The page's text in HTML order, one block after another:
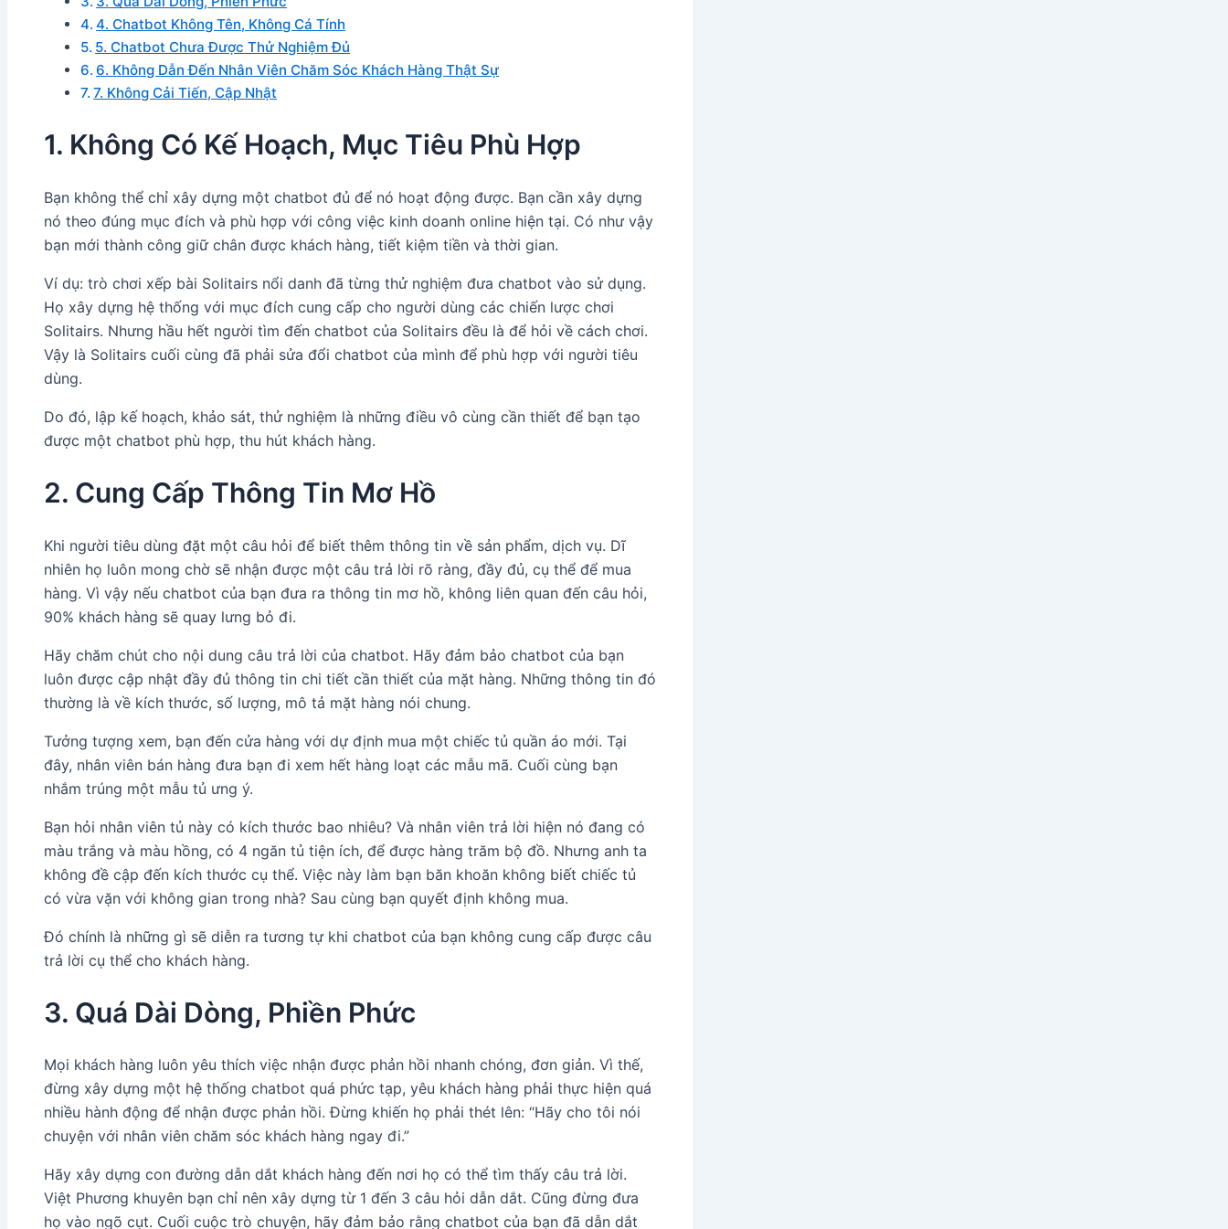
4. Chatbot Không Tên, Không Cá Tính
5. Chatbot Chưa Được Thử Nghiệm Đủ
6. Không Dẫn Đến Nhân Viên Chăm Sóc Khách Hàng Thật Sự
7. Không Cải Tiến, Cập Nhật
1. Không Có Kế Hoạch, Mục Tiêu Phù Hợp
Bạn không thể chỉ xây dựng một chatbot đủ để nó hoạt động được. Bạn cần xây dựng
nó theo đúng mục đích và phù hợp với công việc kinh doanh online hiện tại. Có như vậy
bạn mới thành công giữ chân được khách hàng, tiết kiệm tiền và thời gian.
Ví dụ: trò chơi xếp bài Solitairs nổi danh đã từng thử nghiệm đưa chatbot vào sử dụng.
Họ xây dựng hệ thống với mục đích cung cấp cho người dùng các chiến lược chơi
Solitairs. Nhưng hầu hết người tìm đến chatbot của Solitairs đều là để hỏi về cách chơi.
Vậy là Solitairs cuối cùng đã phải sửa đổi chatbot của mình để phù hợp với người tiêu
dùng.
Do đó, lập kế hoạch, khảo sát, thử nghiệm là những điều vô cùng cần thiết để bạn tạo
được một chatbot phù hợp, thu hút khách hàng.
2. Cung Cấp Thông Tin Mơ Hồ
Khi người tiêu dùng đặt một câu hỏi để biết thêm thông tin về sản phẩm, dịch vụ. Dĩ
nhiên họ luôn mong chờ sẽ nhận được một câu trả lời rõ ràng, đầy đủ, cụ thể để mua
hàng. Vì vậy nếu chatbot của bạn đưa ra thông tin mơ hồ, không liên quan đến câu hỏi,
90% khách hàng sẽ quay lưng bỏ đi.
Hãy chăm chút cho nội dung câu trả lời của chatbot. Hãy đảm bảo chatbot của bạn
luôn được cập nhật đầy đủ thông tin chi tiết cần thiết của mặt hàng. Những thông tin đó
thường là về kích thước, số lượng, mô tả mặt hàng nói chung.
Tưởng tượng xem, bạn đến cửa hàng với dự định mua một chiếc tủ quần áo mới. Tại
đây, nhân viên bán hàng đưa bạn đi xem hết hàng loạt các mẫu mã. Cuối cùng bạn
nhắm trúng một mẫu tủ ưng ý.
Bạn hỏi nhân viên tủ này có kích thước bao nhiêu? Và nhân viên trả lời hiện nó đang có
màu trắng và màu hồng, có 4 ngăn tủ tiện ích, để được hàng trăm bộ đồ. Nhưng anh ta
không đề cập đến kích thước cụ thể. Việc này làm bạn băn khoăn không biết chiếc tủ
có vừa vặn với không gian trong nhà? Sau cùng bạn quyết định không mua.
Đó chính là những gì sẽ diễn ra tương tự khi chatbot của bạn không cung cấp được câu
trả lời cụ thể cho khách hàng.
3. Quá Dài Dòng, Phiền Phức
Mọi khách hàng luôn yêu thích việc nhận được phản hồi nhanh chóng, đơn giản. Vì thế,
đừng xây dựng một hệ thống chatbot quá phức tạp, yêu khách hàng phải thực hiện quá
nhiều hành động để nhận được phản hồi. Đừng khiến họ phải thét lên: “Hãy cho tôi nói
chuyện với nhân viên chăm sóc khách hàng ngay đi.”
Hãy xây dựng con đường dẫn dắt khách hàng đến nơi họ có thể tìm thấy câu trả lời.
Việt Phương khuyên bạn chỉ nên xây dựng từ 1 đến 3 câu hỏi dẫn dắt. Cũng đừng đưa
họ vào ngõ cụt. Cuối cuộc trò chuyện, hãy đảm bảo rằng chatbot của bạn đã dẫn dắt